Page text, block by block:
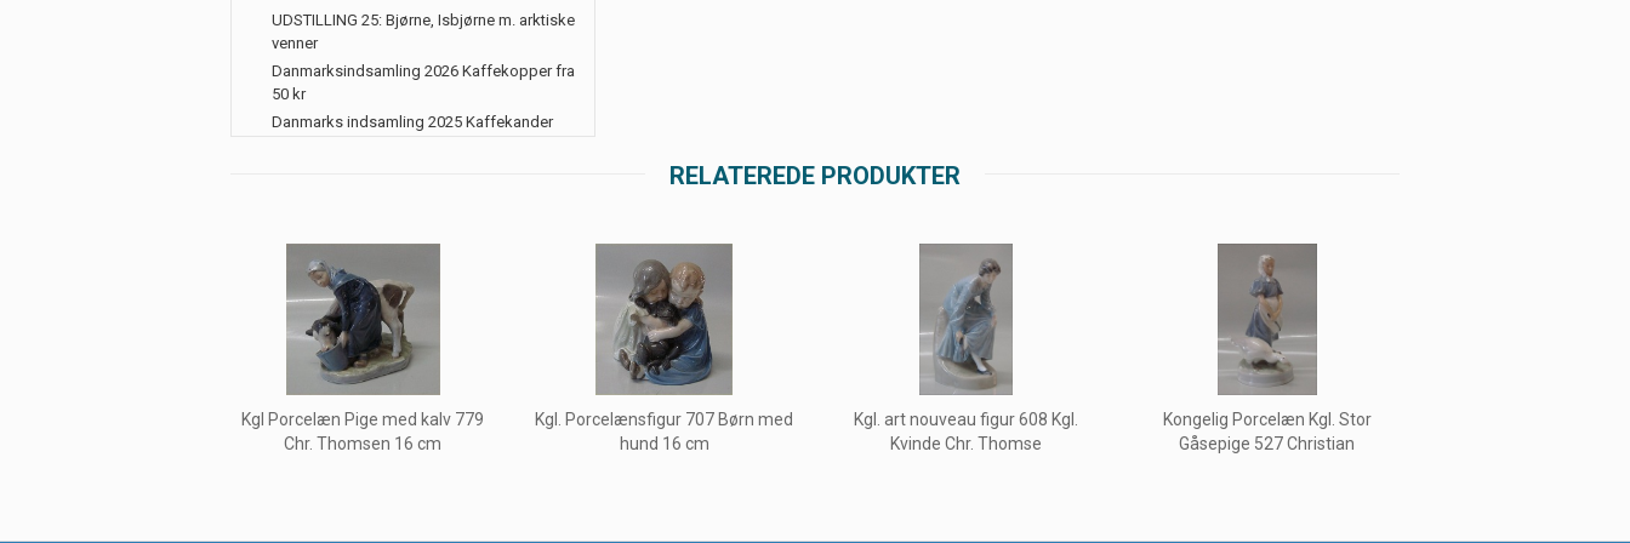
UDSTILLING 25: Bjørne, Isbjørne m. arktiske
venner
Danmarksindsamling 2026 Kaffekopper fra
50 kr
Danmarks indsamling 2025 Kaffekander
RELATEREDE PRODUKTER
Kgl Porcelæn Pige med kalv 779
Chr. Thomsen 16 cm
Kgl. Porcelænsfigur 707 Børn med
hund 16 cm
Kgl. art nouveau figur 608 Kgl.
Kvinde Chr. Thomse
Kongelig Porcelæn Kgl. Stor
Gåsepige 527 Christian